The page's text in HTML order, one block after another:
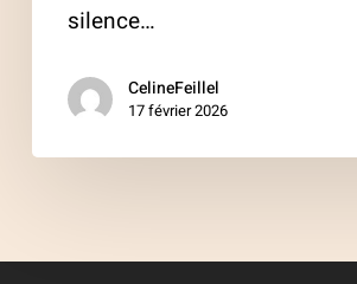
silence…
CelineFeillel
17 février 2026